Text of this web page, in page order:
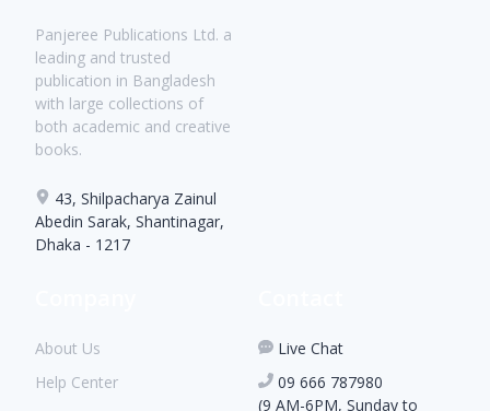
Panjeree Publications Ltd. a
leading and trusted
publication in Bangladesh
with large collections of
both academic and creative
books.
43, Shilpacharya Zainul
Abedin Sarak, Shantinagar,
Dhaka - 1217
About Us
Help Center
Live Chat
09 666 787980
(9 AM-6PM, Sunday to